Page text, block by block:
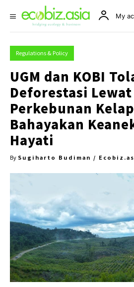
My
Regulations & Policy
UGM dan KOBI
Deforestasi
Perkebunan
Bahayakan
Hayati
By Sugiharto Budiman /